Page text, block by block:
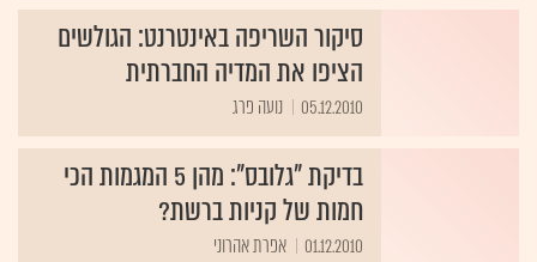
סיקור השריפה באינטרנט: הגולשים
הציפו את המדיה החברתית
05.12.2010
בדיקת "גלובס": מהן 5 המגמות הכי
חמות של קניות ברשת?
01.12.2010 אפרת אהרוני